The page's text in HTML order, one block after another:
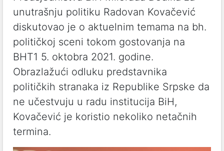
unutrašnju politiku Radovan Kovačević
diskutovao je o aktuelnim temama na bh.
političkoj sceni tokom gostovanja na
BHT1 5. oktobra 2021. godine.
Obrazlažući odluku predstavnika
političkih stranaka iz Republike Srpske da
ne učestvuju u radu institucija BiH,
Kovačević je koristio nekoliko netačnih
termina.